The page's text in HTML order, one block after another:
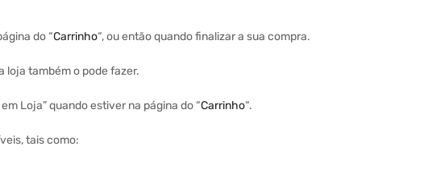
do “Carrinho“, ou então quando finalizar a sua compra.
loja também o pode fazer.
Loja” quando estiver na página do “Carrinho“.
tais como: